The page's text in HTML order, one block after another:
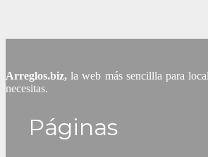
Arreglos.biz,la web más sencillla para
necesitas.
Páginas